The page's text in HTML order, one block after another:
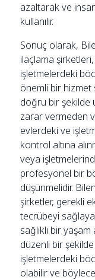
azaltarak ve
kullanılır.
Sonuç olarak,
ilaçlama
işletmelerdeki
önemli bir hizmet
doğru bir şekilde
zarar vermeden
evlerdeki ve
kontrol altına
veya
profesyonel bir
düşünmelidir.
şirketler, gerekli
tecrübeyi
sağlıklı bir
düzenli bir
işletmelerdeki
olabilir ve